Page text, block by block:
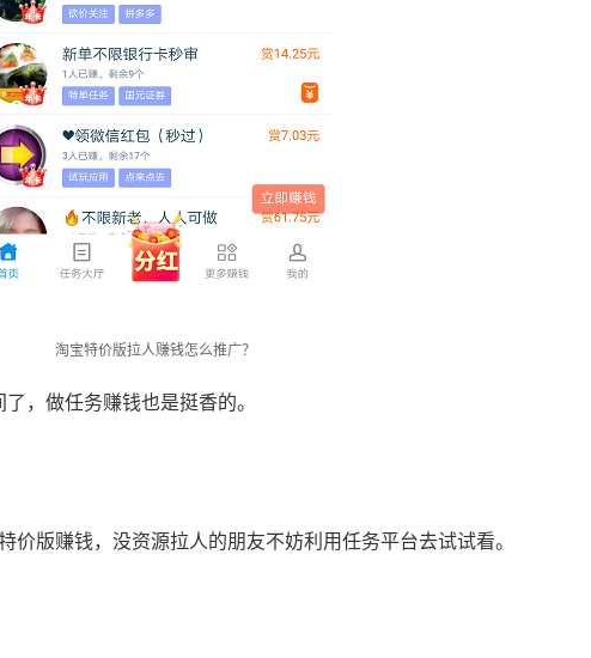
淘宝特价版拉人赚钱怎么推广？
，做任务赚钱也是挺香的。
版赚钱，没资源拉人的朋友不妨利用任务平台去试试看。